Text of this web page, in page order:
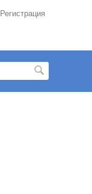
Регистрация